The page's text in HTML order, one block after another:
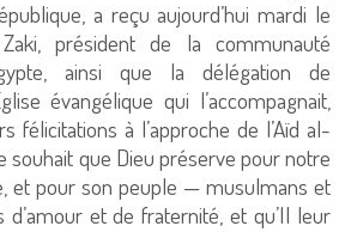
a reçu aujourd’hui mardi le
président de la communauté
ainsi que la délégation de
évangélique qui l’accompagnait,
félicitations à l’approche de l’Aïd al-
souhait que Dieu préserve pour notre
et pour son peuple — musulmans et
et de fraternité, et qu’Il leur